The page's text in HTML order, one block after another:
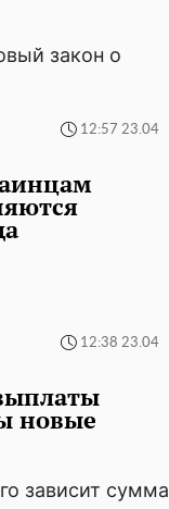
закон о
12:57 23.04
12:38 23.04
новые
зависит сумма